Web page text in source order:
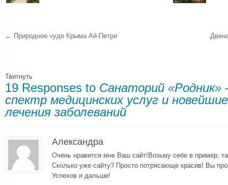
← Природное чудо Крыма Ай-Петри
Твитнуть
19 Responses to Санаторий «Родник»
спектр медицинских услуг и
лечения заболеваний
Александра
Очень нравится мне Ваш сайт!Возьму себе в пример,
Сколько уже сайту? Просто потрясающе красив! Вы
Успехов и дальше!